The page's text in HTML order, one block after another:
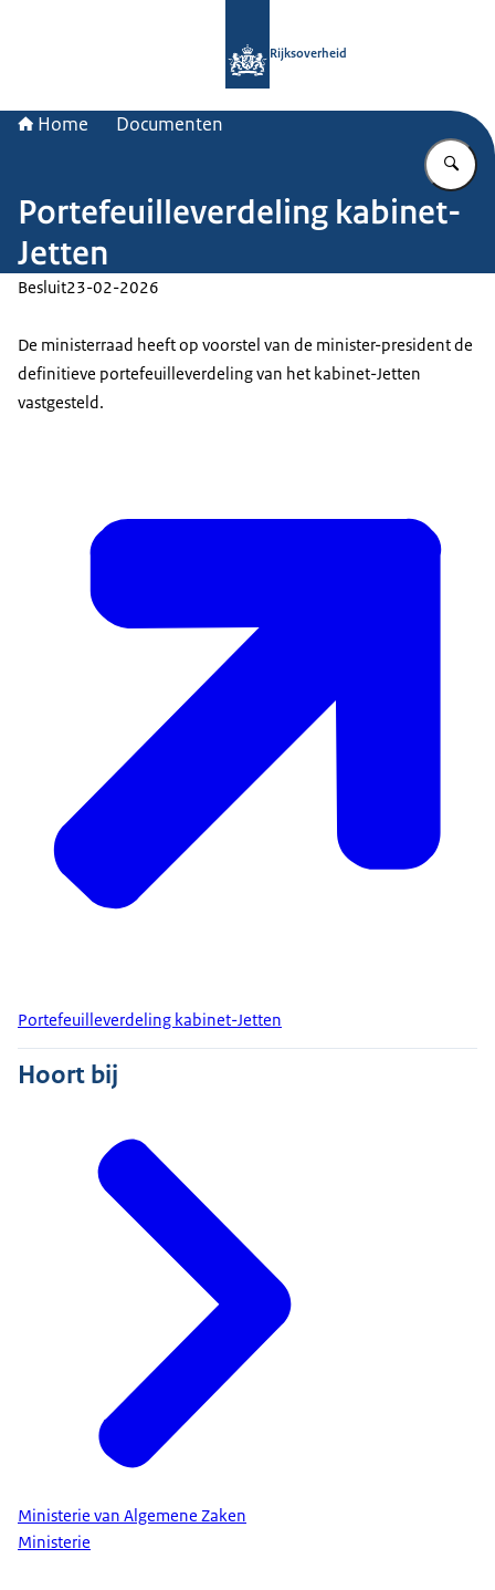
Rijksoverheid
Home Documenten
Portefeuilleverdeling kabinet-
Jetten
Besluit23-02-2026
De ministerraad heeft op voorstel van de minister-president de
definitieve portefeuilleverdeling van het kabinet-Jetten
vastgesteld.
Portefeuilleverdeling kabinet-Jetten
Hoort bij
Ministerie van Algemene Zaken
Ministerie